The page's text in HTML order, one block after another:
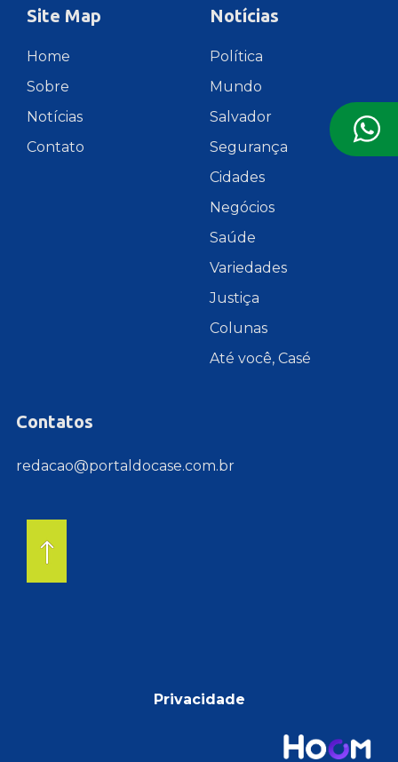
Site Map
Home
Sobre
Notícias
Contato
Notícias
Política
Mundo
Salvador
Segurança
Cidades
Negócios
Saúde
Variedades
Justiça
Colunas
Até você, Casé
Contatos
redacao@portaldocase.com.br
Privacidade